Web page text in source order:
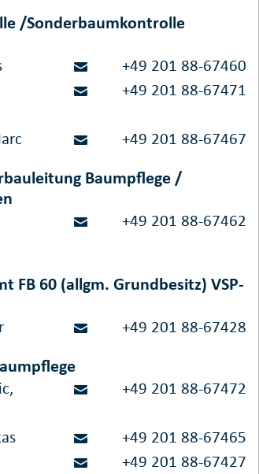
/Sonderbaumkontrolle
+49 201 88-67460
+49 201 88-67471
+49 201 88-67467
Baumpflege /
+49 201 88-67462
FB 60 (allgm. Grundbesitz) VSP-
+49 201 88-67428
+49 201 88-67472
+49 201 88-67465
+49 201 88-67427